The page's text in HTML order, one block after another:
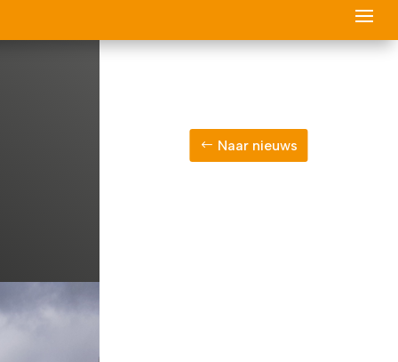
Naar nieuws